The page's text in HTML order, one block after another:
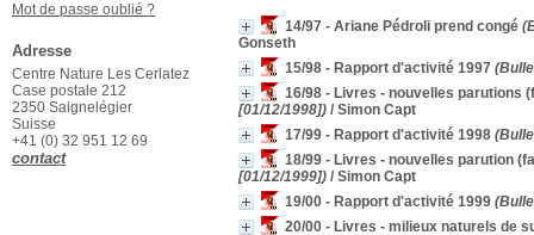
14/97 - Ariane Pédroli prend congé
Gonseth
15/98 - Rapport d'activité 1997
16/98 - Livres - nouvelles parutions
[01/12/1998]) / Simon Capt
17/99 - Rapport d'activité 1998
18/99 - Livres - nouvelles parution
[01/12/1999]) / Simon Capt
19/00 - Rapport d'activité 1999
20/00 - Livres - milieux naturels de
Mot de passe oublié ?
Adresse
Centre Nature Les Cerlatez
Case postale 212
2350 Saignelégier
Suisse
+41 (0) 32 951 12 69
contact